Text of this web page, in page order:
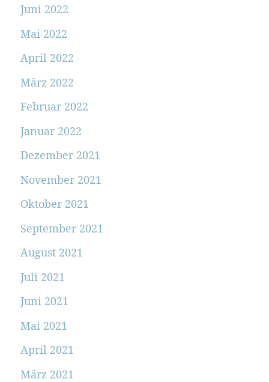
Juni 2022
Mai 2022
April 2022
März 2022
Februar 2022
Januar 2022
Dezember 2021
November 2021
Oktober 2021
September 2021
August 2021
Juli 2021
Juni 2021
Mai 2021
April 2021
März 2021